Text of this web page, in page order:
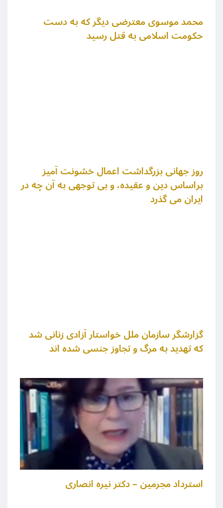
محمد موسوی معترضی دیگر که به دست
حکومت اسلامی به قتل رسید
روز جهانی بزرگداشت اعمال خشونت آمیز
براساس دین و عقیده، و بی توجهی به آن چه در
ایران می گذرد
گزارشگر سازمان ملل خواستار آزادی زنانی شد
که تهدید به مرگ و تجاوز جنسی شده اند
استرداد مجرمین – دکتر نیره انصاری